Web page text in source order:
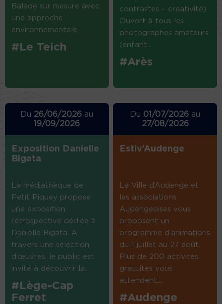
Balade sur mesure avec
une approche
environnementale....
#Le Teich
contrastes – créativité)
Ouvert à tous les
photographes amateurs
(enfant...
#Arès
Du 26/06/2026 au
19/09/2026
Exposition Danielle
Bigata
La médiathèque de
Petit Piquey propose
une exposition
rétrospective dédiée à
Danielle Bigata. A
travers une sélection
d’œuvres, le public est
invité à découvrir la...
#Lège-Cap
Ferret
Du 01/07/2026 au
27/08/2026
Estiv’Audenge
La Ville d’Audenge et
les associations
Audengeoises vous
proposent un
programme d’animations
du 1 juillet au 27 août.
Plus de 200 activités
gratuites vous
attendent....
#Audenge